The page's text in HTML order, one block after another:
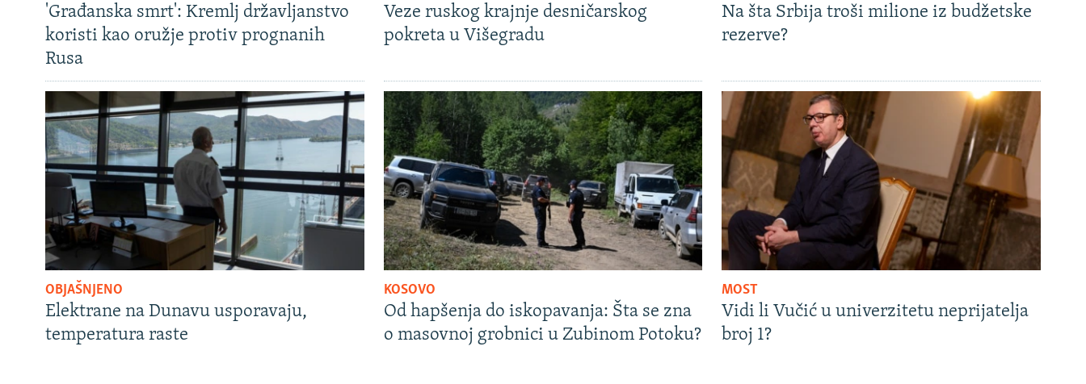
'Građanska smrt': Kremlj državljanstvo
koristi kao oružje protiv prognanih
Rusa
Veze ruskog krajnje desničarskog
pokreta u Višegradu
Na šta Srbija troši milione iz budžetske
rezerve?
OBJAŠNJENO
Elektrane na Dunavu usporavaju,
temperatura raste
KOSOVO
Od hapšenja do iskopavanja: Šta se zna
o masovnoj grobnici u Zubinom Potoku?
MOST
Vidi li Vučić u univerzitetu neprijatelja
broj 1?